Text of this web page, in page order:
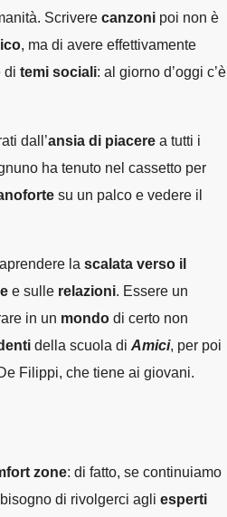
Scrivere canzoni poi non è
, ma di avere effettivamente
di temi sociali: al giorno d’oggi c’è
dall’ansia di piacere a tutti i
ha tenuto nel cassetto per
su un palco e vedere il
la scalata verso il
e sulle relazioni. Essere un
in un mondo di certo non
della scuola di Amici, per poi
Filippi, che tiene ai giovani.
zone: di fatto, se continuiamo
di rivolgerci agli esperti